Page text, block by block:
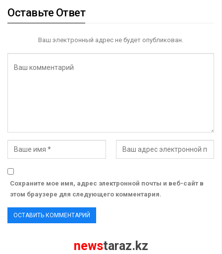
Оставьте Ответ
Ваш электронный адрес не будет опубликован.
Сохраните мое имя, адрес электронной почты и веб-сайт в
этом браузере для следующего комментария.
newstaraz.kz